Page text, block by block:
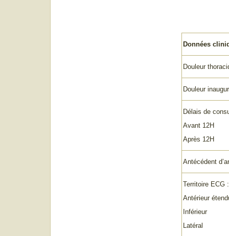
Données
Douleur
Douleur
Délais de
Avant 12H
Après
Antécédent
Territoire ECG :
Antérieur
Inférieur
Latéral